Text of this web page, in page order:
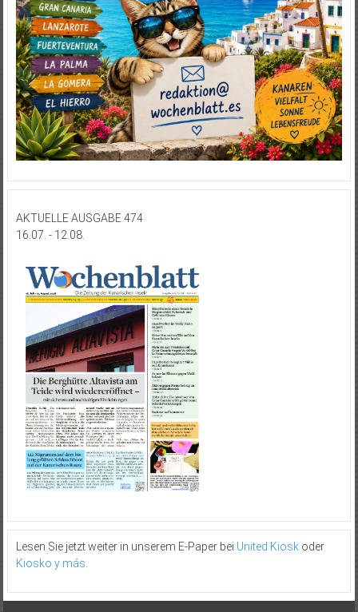
AKTUELLE AUSGABE 474
16.07. - 12.08.
Lesen Sie jetzt weiter in unserem E-Paper bei United Kioskoder
Kiosko y más.